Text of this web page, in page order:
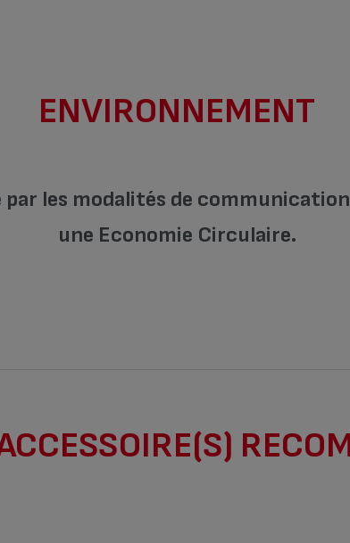
ENVIRONNEMENT
par les modalités de
une Economie Circulaire.